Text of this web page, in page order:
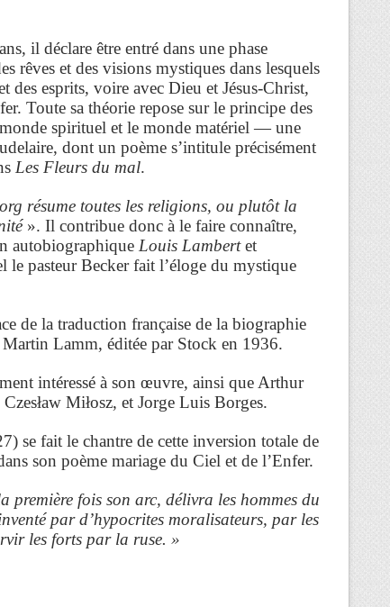
il déclare être entré dans une phase
rêves et des visions mystiques dans lesquels
des esprits, voire avec Dieu et Jésus-Christ,
Toute sa théorie repose sur le principe des
spirituel et le monde matériel — une
dont un poème s’intitule précisément
Les Fleurs du mal.
résume toutes les religions, ou plutôt la
». Il contribue donc à le faire connaître,
autobiographique Louis Lambertet
le pasteur Becker fait l’éloge du mystique
de la traduction française de la biographie
Lamm, éditée par Stock en 1936.
intéressé à son œuvre, ainsi que Arthur
Miłosz, et Jorge Luis Borges.
se fait le chantre de cette inversion totale de
son poème mariage du Ciel et de l’Enfer.
première fois son arc, délivra les hommes du
par d’hypocrites moralisateurs, par les
les forts par la ruse. »